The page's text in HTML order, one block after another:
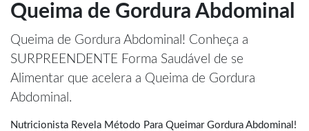
Queima de Gordura Abdominal
Queima de Gordura Abdominal! Conheça a
SURPREENDENTE Forma Saudável de se
Alimentar que acelera a Queima de Gordura
Abdominal.
Nutricionista Revela Método Para Queimar Gordura Abdominal!